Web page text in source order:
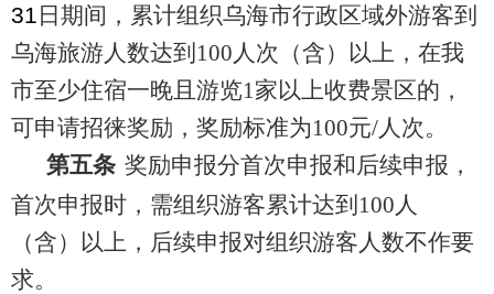
31 日期间 ， 累计组织乌海市行政区域外游客到
乌海旅游人数达到 100 人次（含）以上 ， 在我
市至少住宿一晚且游览1 家以上收费景区的 ，
可申请招徕奖励， 奖励标准为100元/人次。
第五条 奖励申报分首次申报和后续申报，
首次申报时， 需组织游客累计达到 100 人
（含） 以上，后续申报对组织游客人数不作要
求。